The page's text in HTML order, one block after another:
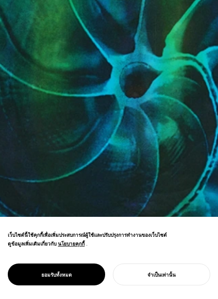
GGG/
PATTERN
การสำรวจความงามสากลผ่านรูปแบบใน
เว็บไซต์นี้ใช้คุกกี้เพื่อเพิ่มประสบการณ์ผู้ใช้และปรับปรุงการทำงานของเว็บไซต์
ดูข้อมูลเพิ่มเติมเกี่ยวกับ นโยบายคุกกี้
นโยบายคุกกี้ .
ยอมรับทั้งหมด จำเป็นเท่านั้น